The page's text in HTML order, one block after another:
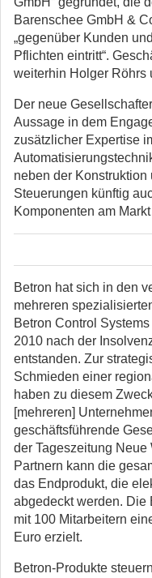
Barenschee GmbH &
„gegenüber Kunden
Pflichten eintritt“.
weiterhin Holger Röhrs
Der neue
Aussage in dem
zusätzlicher Expertise
neben der
Steuerungen künftig
Komponenten am
Betron hat sich in den
mehreren
Betron Control
2010 nach der
entstanden. Zur
Schmieden einer
haben zu diesem
[mehreren]
geschäftsführende
der Tageszeitung
Partnern kann die
das Endprodukt, die
abgedeckt werden. Die
mit 100 Mitarbeitern
Euro erzielt.
Betron-Produkte